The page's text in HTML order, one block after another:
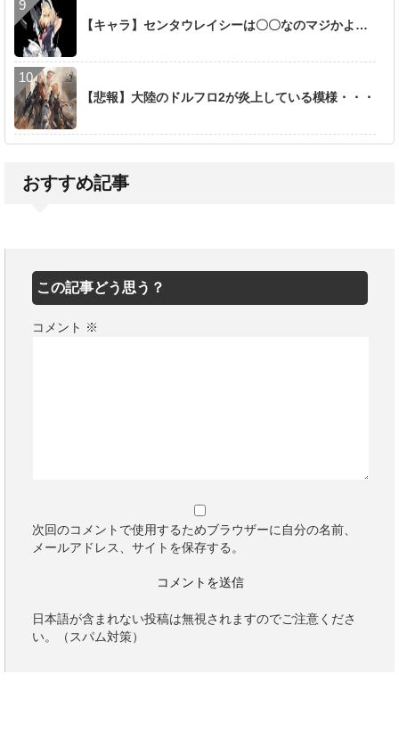
【キャラ】センタウレイシーは〇〇なのマジかよ…
【悲報】大陸のドルフロ2が炎上している模様・・・
おすすめ記事
この記事どう思う？
コメント ※
次回のコメントで使用するためブラウザーに自分の名前、
メールアドレス、サイトを保存する。
日本語が含まれない投稿は無視されますのでご注意くださ
い。（スパム対策）